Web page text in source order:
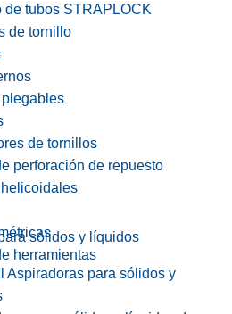
de tubos STRAPLOCK
de tornillo
de tornillos
perforación de repuesto
herramientas
sólidos y líquidos
Aspiradoras para sólidos y